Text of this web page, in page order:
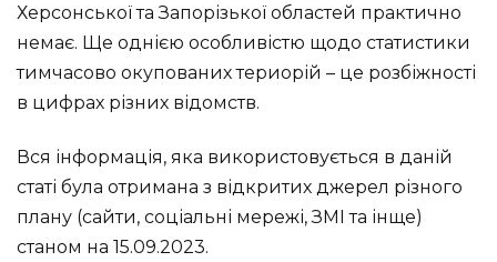
Херсонської та Запорізької областей практично
немає. Ще однією особливістю щодо статистики
тимчасово окупованих териорій – це розбіжності
в цифрах різних відомств.
Вся інформація, яка використовується в даній
статі була отримана з відкритих джерел різного
плану (сайти, соціальні мережі, ЗМІ та інще)
станом на 15.09.2023.